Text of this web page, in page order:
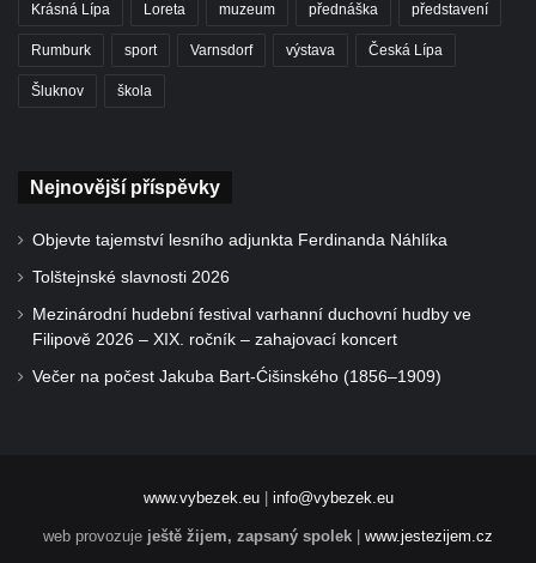
Krásná Lípa Loreta muzeum přednáška představení
Rumburk sport Varnsdorf výstava Česká Lípa
Šluknov škola
Nejnovější příspěvky
Objevte tajemství lesního adjunkta Ferdinanda Náhlíka
Tolštejnské slavnosti 2026
Mezinárodní hudební festival varhanní duchovní hudby ve
Filipově 2026 – XIX. ročník – zahajovací koncert
Večer na počest Jakuba Bart-Ćišinského (1856–1909)
www.vybezek.eu| info@vybezek.eu
web provozuje ještě žijem, zapsaný spolek www.jestezijem.cz